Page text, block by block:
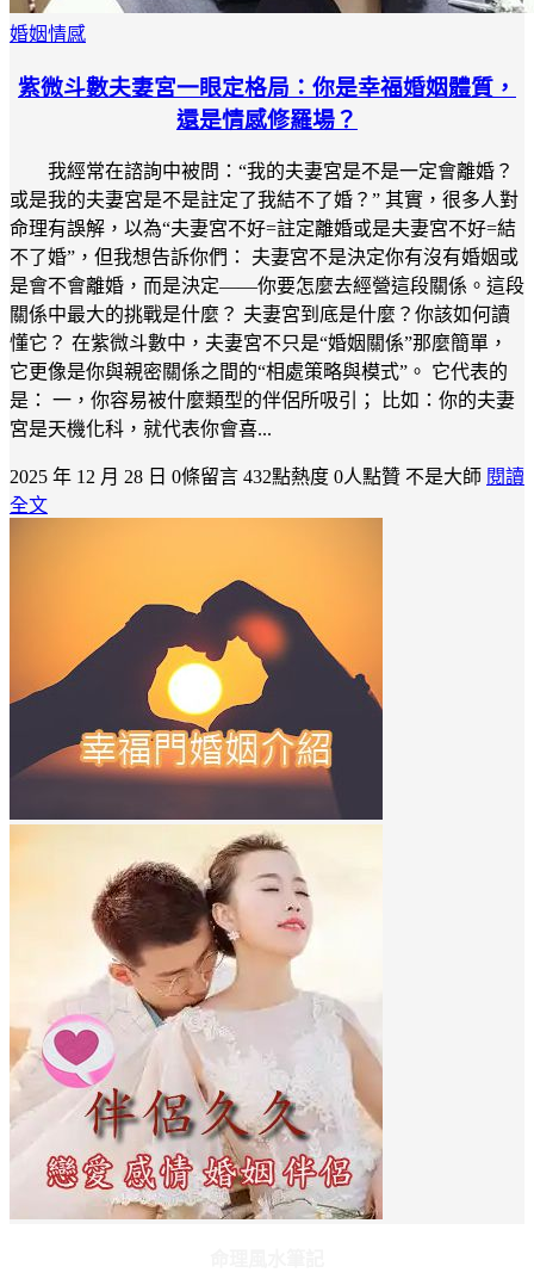
婚姻情感
紫微斗數夫妻宮一眼定格局：你是幸福婚姻體質，
還是情感修羅場？
我經常在諮詢中被問：“我的夫妻宮是不是一定會離婚？
或是我的夫妻宮是不是註定了我結不了婚？” 其實，很多人對
命理有誤解，以為“夫妻宮不好=註定離婚或是夫妻宮不好=結
不了婚”，但我想告訴你們： 夫妻宮不是決定你有沒有婚姻或
是會不會離婚，而是決定——你要怎麼去經營這段關係。這段
關係中最大的挑戰是什麼？ 夫妻宮到底是什麼？你該如何讀
懂它？ 在紫微斗數中，夫妻宮不只是“婚姻關係”那麼簡單，
它更像是你與親密關係之間的“相處策略與模式”。 它代表的
是： 一，你容易被什麼類型的伴侶所吸引； 比如：你的夫妻
宮是天機化科，就代表你會喜...
2025 年 12 月 28 日 0條留言 432點熱度 0人點贊 不是大師 閱讀
全文